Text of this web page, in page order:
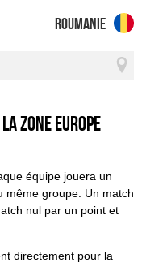
Roumanie
zone Europe
équipe jouera un
même groupe. Un match
nul par un point et
directement pour la